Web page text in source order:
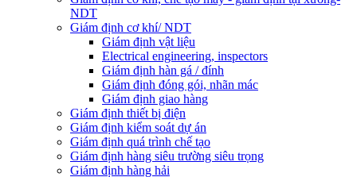
NDT
Giám định cơ khí/ NDT
Giám định vật liệu
Electrical engineering, inspectors
Giám định hàn gá / đính
Giám định đóng gói, nhãn mác
Giám định giao hàng
Giám định thiết bị điện
Giám định kiểm soát dự án
Giám định quá trình chế tạo
Giám định hàng siêu trường siêu trọng
Giám định hàng hải